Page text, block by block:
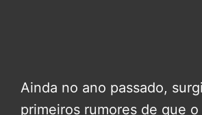
Ainda no ano passado,
primeiros rumores de que o